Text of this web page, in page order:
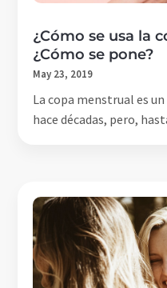
¿Cómo se usa la
¿Cómo se pone?
May 23, 2019
La copa menstrual es
hace décadas, pero,